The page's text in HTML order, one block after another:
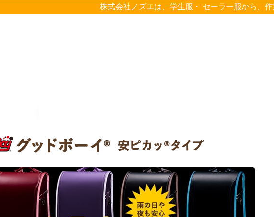
株式会社ノズエは、学生服・ セーラー服から、